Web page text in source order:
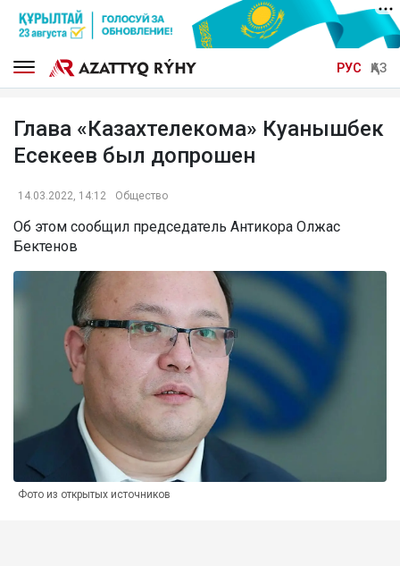
РУС ҚАЗ
Глава «Казахтелекома» Куанышбек
Есекеев был допрошен
14.03.2022, 14:12 Общество
Об этом сообщил председатель Антикора Олжас
Бектенов
Фото из открытых источников